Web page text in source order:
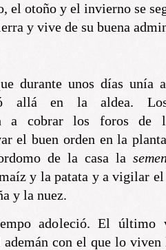
el otoño y el invierno se
y vive de su buena
durante unos días unía
allá en la aldea.
a cobrar los foros de
el buen orden en la
de la casa la
y la patata y a vigilar
y la nuez.
adoleció. El último
con el que lo viven